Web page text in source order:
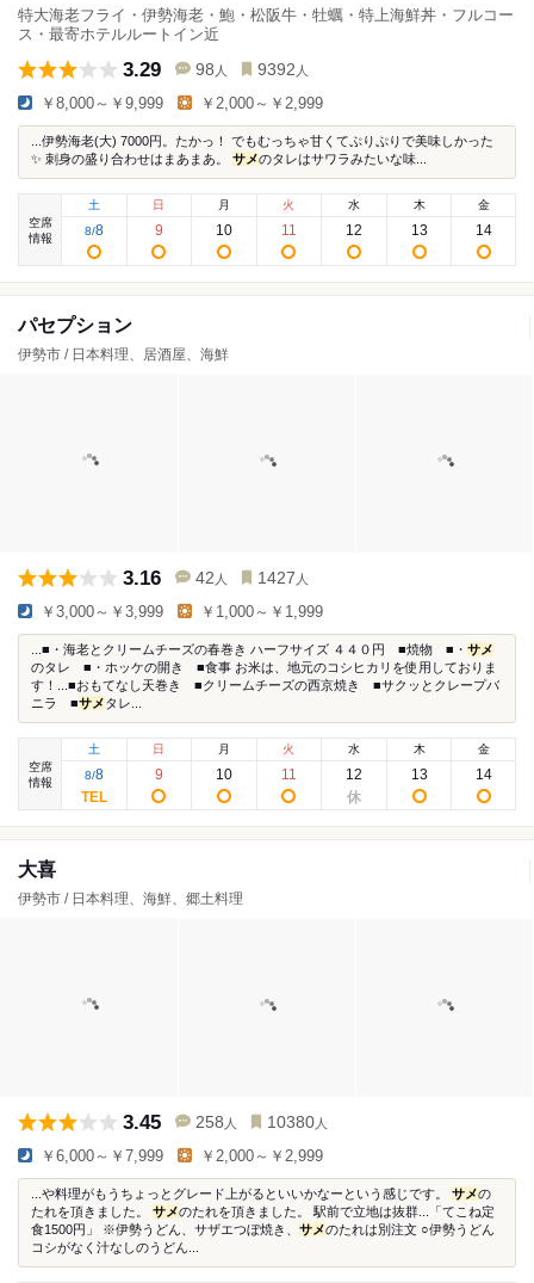
特大海老フライ・伊勢海老・鮑・松阪牛・牡蠣・特上海鮮丼・フルコー
ス・最寄ホテルルートイン近
3.29 98 人 9392 人
￥8,000～￥9,999 ￥2,000～￥2,999
...伊勢海老(大) 7000円。たかっ！ でもむっちゃ甘くてぷりぷりで美味しかった
✨ 刺身の盛り合わせはまあまあ。 サメのタレはサワラみたいな味...
空席
情報
土
8/8
日
9
月
10
火
11
水
12
木
13
金
14
パセプション
伊勢市 / 日本料理、居酒屋、海鮮
3.16 42 人 1427 人
￥3,000～￥3,999 ￥1,000～￥1,999
...■・海老とクリームチーズの春巻き ハーフサイズ ４４０円 ■焼物 ■・ サメ
のタレ ■・ホッケの開き ■食事 お米は、地元のコシヒカリを使用しておりま
す！...■おもてなし天巻き ■クリームチーズの西京焼き ■サクッとクレープバ
ニラ ■サメタレ...
空席
情報
土
8/8
日
9
月
10
火
11
水
12
木
13
金
14
大喜
伊勢市 / 日本料理、海鮮、郷土料理
3.45 258 人 10380 人
￥6,000～￥7,999 ￥2,000～￥2,999
...や料理がもうちょっとグレード上がるといいかなーという感じです。 サメの
たれを頂きました。 サメのたれを頂きました。 駅前で立地は抜群...「てこね定
食1500円」 ※伊勢うどん、サザエつぼ焼き、 サメのたれは別注文 ○伊勢うどん
コシがなく汁なしのうどん...